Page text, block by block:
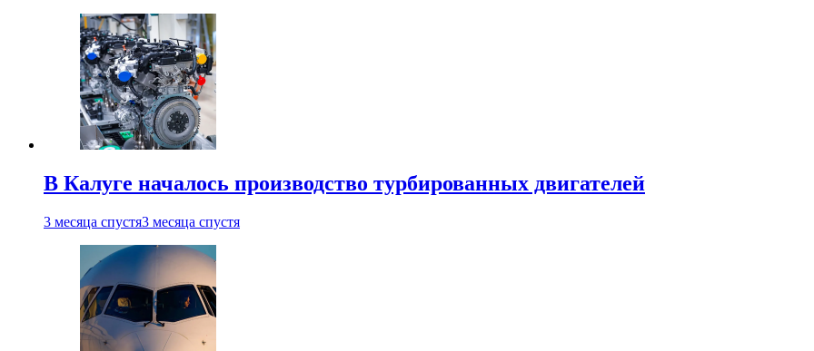
В Калуге началось производство турбированных двигателей
3 месяца спустя3 месяца спустя